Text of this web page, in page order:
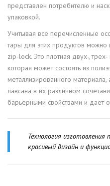
представлен потребителю и
упаковкой.
Учитывая все перечисленные
тары для этих продуктов можно
zip-lock. Это плотная двух-,
которая может состоять из
металлизированного
лавсана в их различном
барьерными свойствами и дает
Технология
красивый дизайн и